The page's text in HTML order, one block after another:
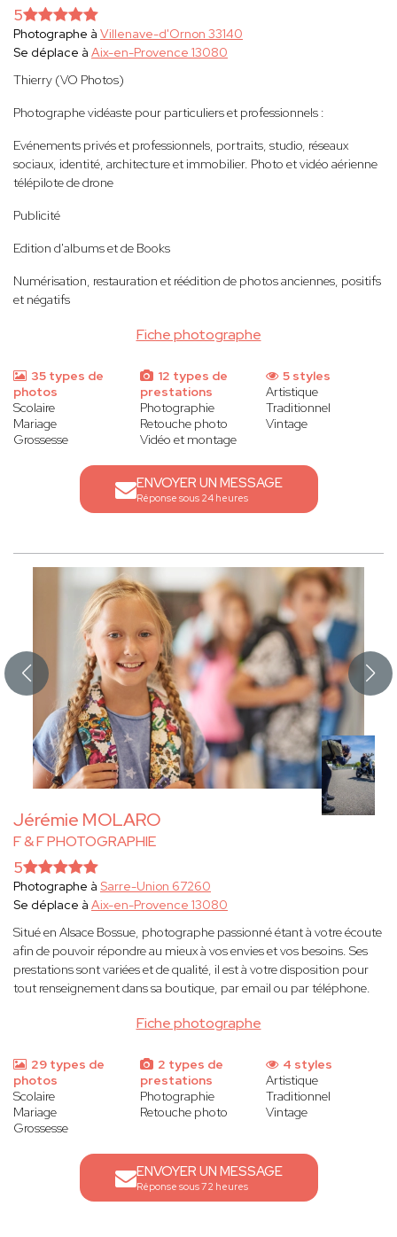
Fiche photographe
5
Photographe à Villenave-d'Ornon 33140
Se déplace à Aix-en-Provence 13080
Thierry (VO Photos)
Photographe vidéaste pour particuliers et professionnels :
Evénements privés et professionnels, portraits, studio, réseaux
sociaux, identité, architecture et immobilier. Photo et vidéo aérienne
télépilote de drone
Publicité
Edition d'albums et de Books
Numérisation, restauration et réédition de photos anciennes, positifs
et négatifs
35 types de
photos
Scolaire
Mariage
Grossesse
12 types de
prestations
Photographie
Retouche photo
Vidéo et montage
5 styles
Artistique
Traditionnel
Vintage
ENVOYER UN MESSAGE
Réponse sous 24 heures
Jérémie MOLARO
F & F PHOTOGRAPHIE
Fiche photographe
5
Photographe à Sarre-Union 67260
Se déplace à Aix-en-Provence 13080
Situé en Alsace Bossue, photographe passionné étant à votre écoute
afin de pouvoir répondre au mieux à vos envies et vos besoins. Ses
prestations sont variées et de qualité, il est à votre disposition pour
tout renseignement dans sa boutique, par email ou par téléphone.
29 types de
photos
Scolaire
Mariage
Grossesse
2 types de
prestations
Photographie
Retouche photo
4 styles
Artistique
Traditionnel
Vintage
ENVOYER UN MESSAGE
Réponse sous 72 heures